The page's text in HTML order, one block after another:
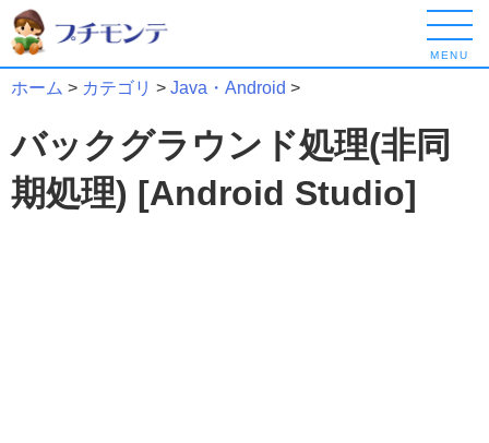
MENU
ホーム > カテゴリ > Java・Android >
バックグラウンド処理(非同
期処理) [Android Studio]